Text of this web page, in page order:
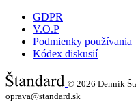
GDPR
V.O.P
Podmienky používania
Kódex diskusií
© 2026 Denník
oprava@standard.sk